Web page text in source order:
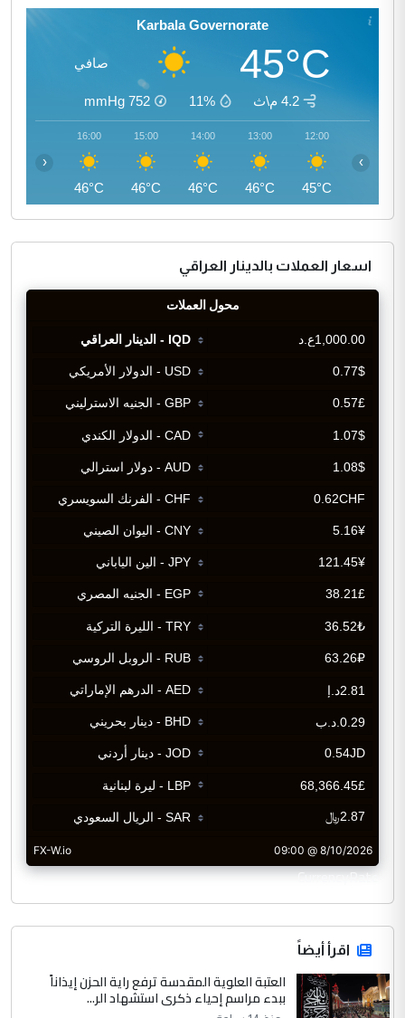
Karbala Governorate
45°C صافي
4.2 م\ث 11%
752
mmHg
12:00
45°C
13:00
46°C
14:00
46°C
15:00
46°C
16:00
46°C
‹ ›
اسعار العملات بالدينار العراقي
CurrencyRate
اقرأ أيضاً
العتبة العلوية المقدسة ترفع راية الحزن إيذاناً
ببدء مراسم إحياء ذكرى استشهاد الر...